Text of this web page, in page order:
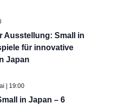
Ausstellung: Small in
für innovative
Japan
in Japan – 6
| 19:00